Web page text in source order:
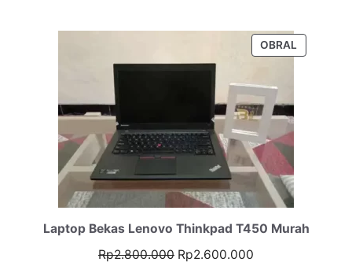
OBRAL
DENGAN
Laptop Bekas Lenovo Thinkpad T450 Murah
Rp2.800.000 Harga
Rp2.600.000